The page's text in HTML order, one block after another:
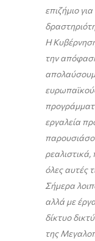
επιζήμιο
Η
την
εργαλεία
όλες αυτές
Σήμερα
αλλά με
δίκτυο
της